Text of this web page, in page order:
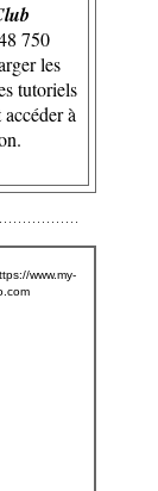
750
les
tutoriels
à
www.my-